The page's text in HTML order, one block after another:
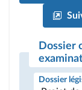
Dossier
Dossier